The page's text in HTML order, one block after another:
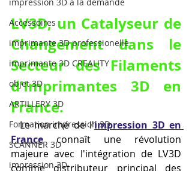
Accessoires
imprimante 3D professionelle
imprimante 3D CREALITY
objet 3D
ARTILLERY 3D
Formation impression 3D
SCANNER 3D
impression 3D
LV3D, un Catalyseur de
Changement dans le
Secteur des Filaments
d'Imprimantes 3D en
France.
  Le marché de l'
impression 3D en
France connaît une révolution
majeure avec l'intégration de LV3D